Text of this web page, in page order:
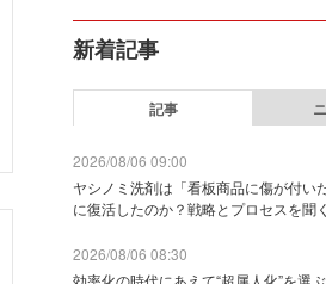
新着記事
記事
2026/08/06 09:00
ヤシノミ洗剤は「看板商品に傷が付い
に復活したのか？戦略とプロセスを聞く
2026/08/06 08:30
効率化の時代にあえて“超属人化”を選